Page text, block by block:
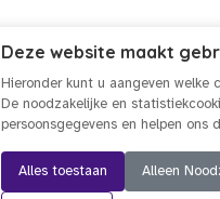
Deze website maakt
Hieronder kunt u aangeven welke
De noodzakelijke en
persoonsgegevens en helpen ons
Alles toestaan Alleen